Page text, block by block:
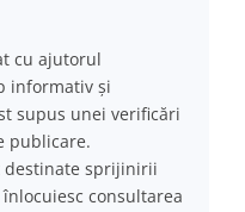
cu ajutorul
informativ și
supus unei verificări
publicare.
destinate sprijinirii
consultarea